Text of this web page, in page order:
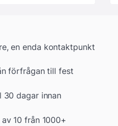
en enda kontaktpunkt
förfrågan till fest
30 dagar innan
10 från 1000+